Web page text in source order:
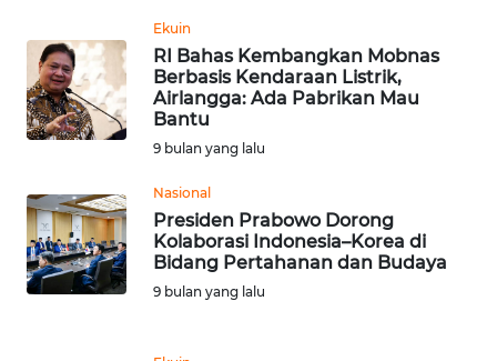
Ekuin
RI Bahas Kembangkan Mobnas
Berbasis Kendaraan Listrik,
Airlangga: Ada Pabrikan Mau
Bantu
9 bulan yang lalu
Nasional
Presiden Prabowo Dorong
Kolaborasi Indonesia–Korea di
Bidang Pertahanan dan Budaya
9 bulan yang lalu
WN
JATIM
WN
KALBAR